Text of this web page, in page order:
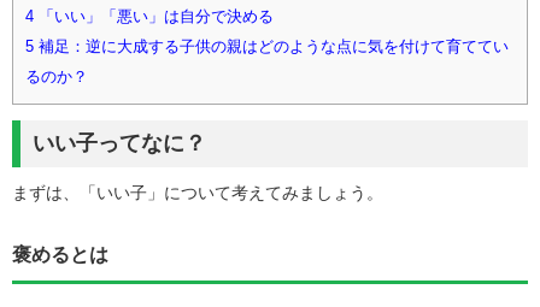
4 「いい」「悪い」は自分で決める
5 補足：逆に大成する子供の親はどのような点に気を付けて育ててい
るのか？
いい子ってなに？
まずは、「いい子」について考えてみましょう。
褒めるとは